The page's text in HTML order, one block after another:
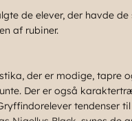
de elever, der havde
af rubiner.
der er modige, tapre
Der er også
tendenser